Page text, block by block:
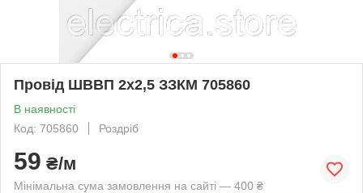
Провід ШВВП 2х2,5 ЗЗКМ 705860
В наявності
Код: 705860
Роздріб
59 ₴/м
Мінімальна сума замовлення на сайті — 400 ₴